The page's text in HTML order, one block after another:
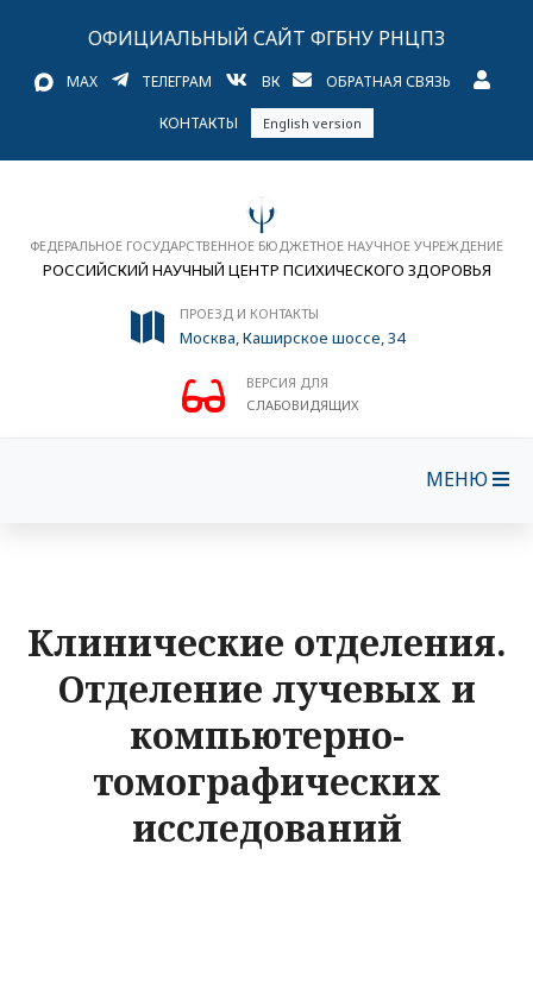
ОФИЦИАЛЬНЫЙ САЙТ ФГБНУ РНЦПЗ
MAX ТЕЛЕГРАМ ВК ОБРАТНАЯ СВЯЗЬ
КОНТАКТЫ English version
ФЕДЕРАЛЬНОЕ ГОСУДАРСТВЕННОЕ БЮДЖЕТНОЕ НАУЧНОЕ УЧРЕЖДЕНИЕ
РОССИЙСКИЙ НАУЧНЫЙ ЦЕНТР ПСИХИЧЕСКОГО ЗДОРОВЬЯ
ПРОЕЗД И КОНТАКТЫ
Москва, Каширское шоссе, 34
ВЕРСИЯ ДЛЯ
СЛАБОВИДЯЩИХ
МЕНЮ
Клинические отделения.
Отделение лучевых и
компьютерно-
томографических
исследований